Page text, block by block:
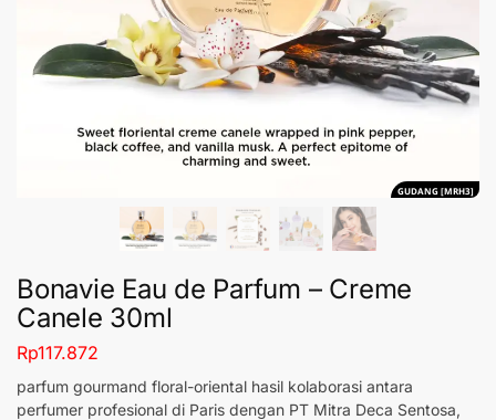
GUDANG [MRH3]
Bonavie Eau de Parfum – Creme
Canele 30ml
Rp117.872
parfum gourmand floral-oriental hasil kolaborasi antara
perfumer profesional di Paris dengan PT Mitra Deca Sentosa,